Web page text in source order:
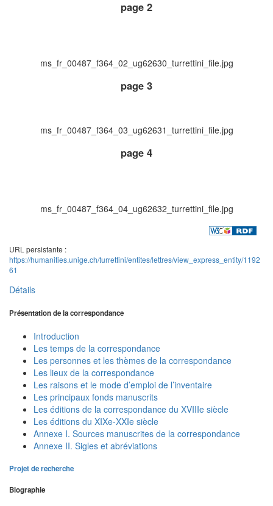
page 2
ms_fr_00487_f364_02_ug62630_turrettini_file.jpg
page 3
ms_fr_00487_f364_03_ug62631_turrettini_file.jpg
page 4
ms_fr_00487_f364_04_ug62632_turrettini_file.jpg
URL persistante :
https://humanities.unige.ch/turrettini/entites/lettres/view_express_entity/1192
61
Détails
Présentation de la correspondance
Introduction
Les temps de la correspondance
Les personnes et les thèmes de la correspondance
Les lieux de la correspondance
Les raisons et le mode d’emploi de l’inventaire
Les principaux fonds manuscrits
Les éditions de la correspondance du XVIIIe siècle
Les éditions du XIXe-XXIe siècle
Annexe I. Sources manuscrites de la correspondance
Annexe II. Sigles et abréviations
Projet de recherche
Biographie